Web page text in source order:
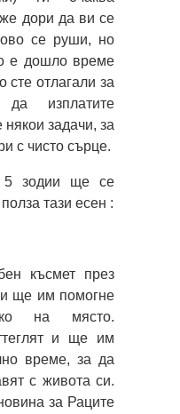
дори да ви се
се руши, но
е дошло време
сте отлагали за
изплатите
задачи, за
с чисто сърце.
5 зодии ще се
тази есен :
късмет през
ще им помогне
на място.
и ще им
време, за да
с живота си.
за Раците